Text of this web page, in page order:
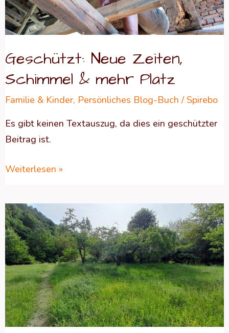
Geschützt: Neue Zeiten,
Schimmel & mehr Platz
Familie & Kinder, Persönliches Blog-Buch / Spirebo
Es gibt keinen Textauszug, da dies ein geschützter
Beitrag ist.
&
mehr
Weiterlesen »
Geschützt:
BULGARIEN
–
Freiheit,
Weite
&
die
Frage